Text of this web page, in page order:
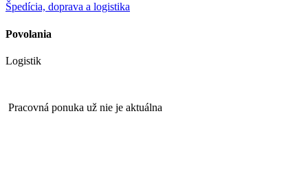
Špedícia, doprava a logistika
Povolania
Logistik
Pracovná ponuka už nie je aktuálna